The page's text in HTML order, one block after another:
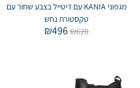
מגפוני KANIA עם דיטייל בצבע שחור עם
טקסטורת נחש
₪620
₪496